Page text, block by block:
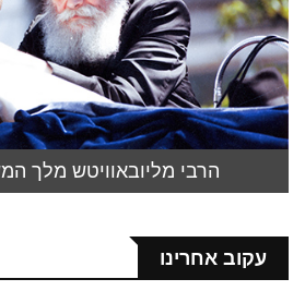
הרבי מליובאוויטש מלך
עקוב אחרינו